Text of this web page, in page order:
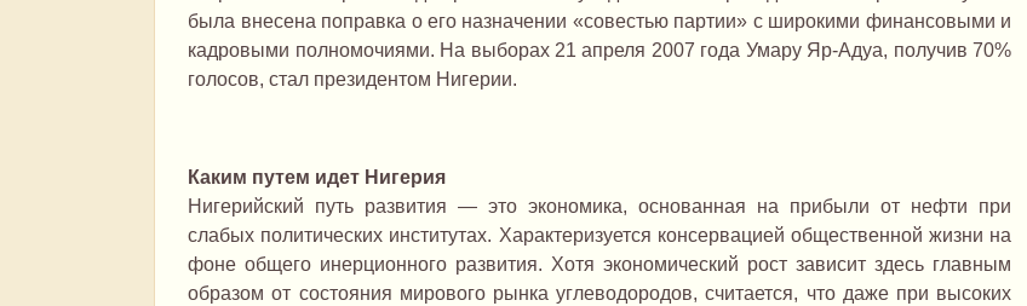
была внесена поправка о его назначении «совестью партии» с широкими финансовыми и
кадровыми полномочиями. На выборах 21 апреля 2007 года Умару Яр-Адуа, получив 70%
голосов, стал президентом Нигерии.
Каким путем идет Нигерия
Нигерийский путь развития — это экономика, основанная на прибыли от нефти при
слабых политических институтах. Характеризуется консервацией общественной жизни на
фоне общего инерционного развития. Хотя экономический рост зависит здесь главным
образом от состояния мирового рынка углеводородов, считается, что даже при высоких